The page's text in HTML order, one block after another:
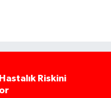
Riskini